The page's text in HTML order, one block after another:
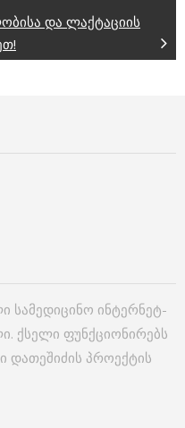
და ლაქტაციის
სამედიცინო ინტერნეტ-
ქსელი ფუნქციონირებს
პროექტის